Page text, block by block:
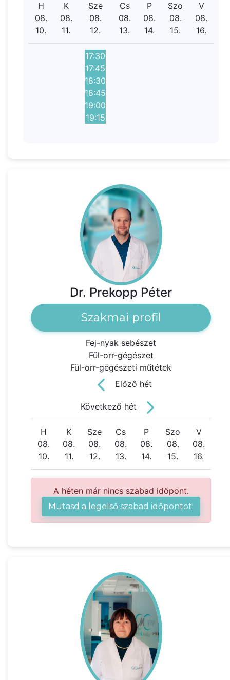
H
08.
10.
K
08.
11.
Sze
08.
12.
Cs
08.
13.
P
08.
14.
Szo
08.
15.
V
08.
16.
17:30
17:45
18:30
18:45
19:00
19:15
Dr. Prekopp Péter
Szakmai profil
Fej-nyak sebészet
Fül-orr-gégészet
Fül-orr-gégészeti műtétek
Előző hét
Következő hét
H
08.
10.
K
08.
11.
Sze
08.
12.
Cs
08.
13.
P
08.
14.
Szo
08.
15.
V
08.
16.
A héten már nincs szabad időpont.
Mutasd a legelső szabad időpontot!